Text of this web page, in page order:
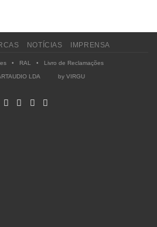
NOTÍCIAS IMPRENSA
• RAL • Livro de Reclamações
LDA by VIRGU